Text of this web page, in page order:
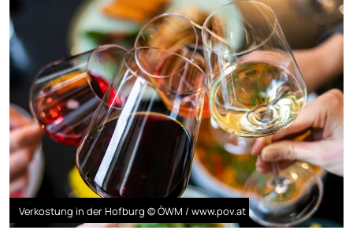
Verkostung in der Hofburg © ÖWM / www.pov.at